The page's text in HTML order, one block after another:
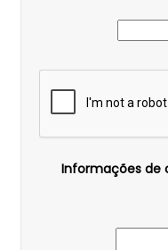
Informações